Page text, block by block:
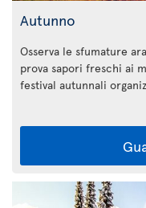
Autunno
Osserva le sfumature
prova sapori freschi ai
festival autunnali